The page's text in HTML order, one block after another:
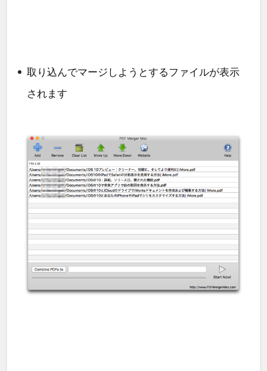
取り込んでマージしようとするファイルが表示
されます